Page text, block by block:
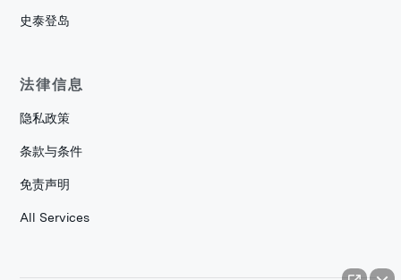
史泰登岛
法律信息
隐私政策
条款与条件
免责声明
All Services